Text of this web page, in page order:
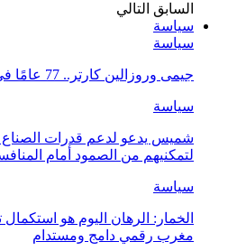
السابق التالي
سياسة
سياسة
جيمى وروزالين كارتر.. 77 عامًا في القفص الذهبي
سياسة
شميس يدعو لدعم قدرات الصناع
لتمكنيهم من الصمود أمام
سياسة
الخمار: الرهان اليوم هو
مغرب رقمي دامج ومستدام